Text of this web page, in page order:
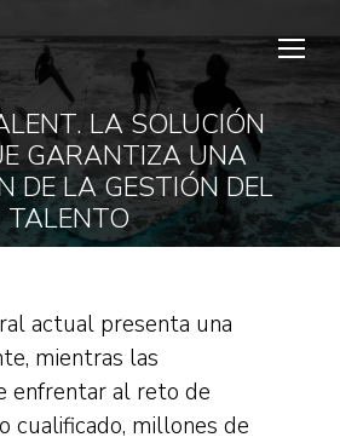
LA SOLUCIÓN
GARANTIZA UNA
DE LA GESTIÓN DEL
TALENTO
Estás aquí:
actual presenta una
mientras las
enfrentar al reto de
cualificado, millones de